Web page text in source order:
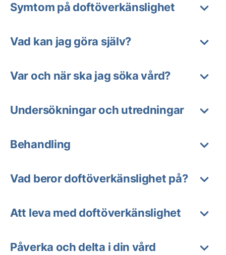
Symtom på doftöverkänslighet
Vad kan jag göra själv?
Var och när ska jag söka vård?
Undersökningar och utredningar
Behandling
Vad beror doftöverkänslighet på?
Att leva med doftöverkänslighet
Påverka och delta i din vård